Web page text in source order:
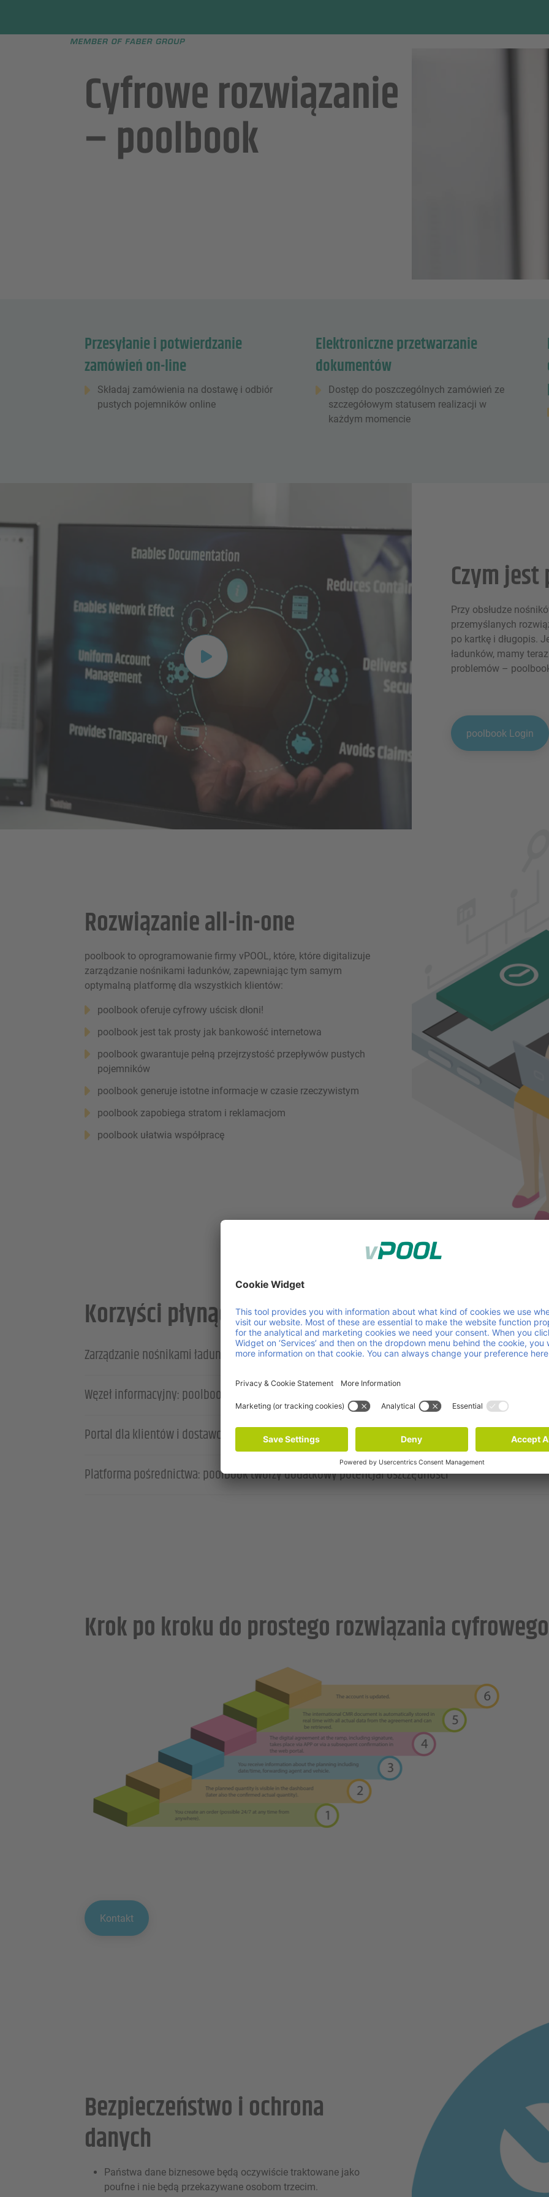
Cyfrowe rozwiązanie
– poolbook
Przesyłanie i potwierdzanie
zamówień on-line
Składaj zamówienia na dostawę i odbiór
pustych pojemników online
Elektroniczne przetwarzanie
dokumentów
Dostęp do poszczególnych zamówień ze
szczegółowym statusem realizacji w
każdym momencie
Czym
Przy obsłudze
przemyślanych
po kartkę i długopis.
ładunków, mamy
problemów –
poolbook Login
Play video
Rozwiązanie all-in-one
poolbook to oprogramowanie firmy vPOOL, które, które digitalizuje
zarządzanie nośnikami ładunków, zapewniając tym samym
optymalną platformę dla wszystkich klientów:
poolbook oferuje cyfrowy uścisk dłoni!
poolbook jest tak prosty jak bankowość internetowa
poolbook gwarantuje pełną przejrzystość przepływów pustych
pojemników
poolbook generuje istotne informacje w czasie rzeczywistym
poolbook zapobiega stratom i reklamacjom
poolbook ułatwia współpracę
Korzyści płynące z poolbook
Zarządzanie nośnikami ładunków: poolbook zapewnia efektywne zarządzanie nośnikami ładunków
Węzeł informacyjny: poolbook optymalizuje przepływ informacji
Portal dla klientów i dostawców: poolbook łączy wszystkich partnerów
Platforma pośrednictwa: poolbook tworzy dodatkowy potencjał oszczędności
Krok po kroku do prostego rozwiązania cyfrowego
Kontakt
Bezpieczeństwo i ochrona
danych
Państwa dane biznesowe będą oczywiście traktowane jako
poufne i nie będą przekazywane osobom trzecim.